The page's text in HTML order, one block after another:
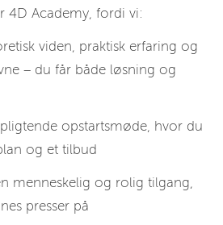
4D Academy, fordi vi:
viden, praktisk erfaring og
– du får både løsning og
opstartsmøde, hvor du
og et tilbud
menneskelig og rolig tilgang,
presser på